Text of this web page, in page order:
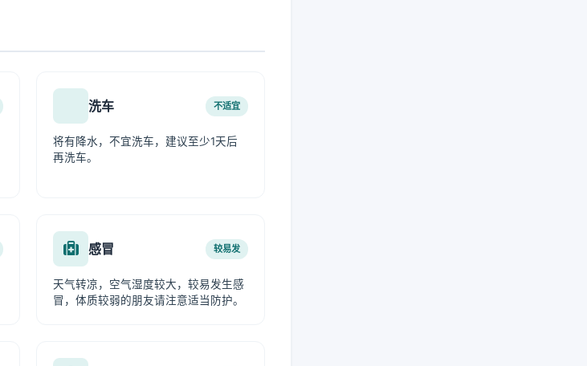
洗车 不适宜
将有降水，不宜洗车，建议至少1天后
再洗车。
感冒 较易发
天气转凉，空气湿度较大，较易发生感
冒，体质较弱的朋友请注意适当防护。